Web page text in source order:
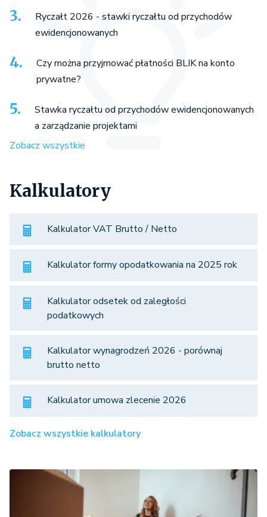
Ryczałt 2026 - stawki ryczałtu od przychodów
ewidencjonowanych
Czy można przyjmować płatności BLIK na konto
prywatne?
Stawka ryczałtu od przychodów ewidencjonowanych
a zarządzanie projektami
Zobacz wszystkie
Kalkulatory
Kalkulator VAT Brutto / Netto
Kalkulator formy opodatkowania na 2025 rok
Kalkulator odsetek od zaległości
podatkowych
Kalkulator wynagrodzeń 2026 - porównaj
brutto netto
Kalkulator umowa zlecenie 2026
Zobacz wszystkie kalkulatory